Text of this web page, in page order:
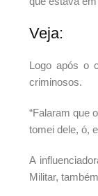
Veja:
Logo após o
criminosos.
“Falaram que
tomei dele, ó,
A
Militar,